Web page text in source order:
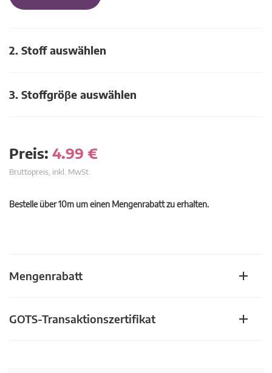
2. Stoff auswählen
3. Stoffgröβe auswählen
Preis: 4.99 €
Bruttopreis, inkl. MwSt.
Bestelle über 10m um einen Mengenrabatt zu erhalten.
Mengenrabatt
GOTS-Transaktionszertifikat